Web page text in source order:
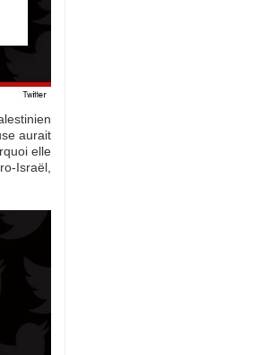
aurait
elle
Israël,